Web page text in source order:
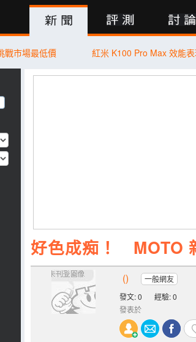
買賣 登入 行動版
戰市場最低價 紅米 K100 Pro Max 效能
好色成痴！ MOTO
()
一般網友
發文: 0
經驗: 0
發表於